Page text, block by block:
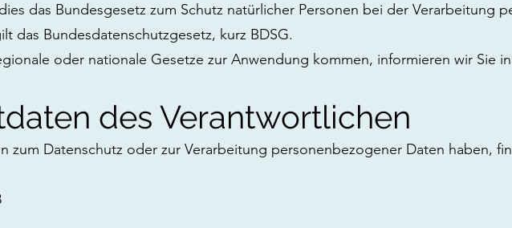
das Bundesgesetz zum Schutz natürlicher Personen bei der Verarbeitung
das Bundesdatenschutzgesetz, kurz BDSG.
oder nationale Gesetze zur Anwendung kommen, informieren wir Sie
des Verantwortlichen
zum Datenschutz oder zur Verarbeitung personenbezogener Daten haben,